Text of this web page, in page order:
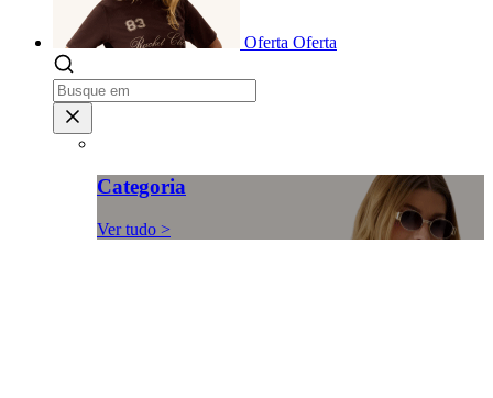
Oferta Oferta
Categoria
Ver tudo >